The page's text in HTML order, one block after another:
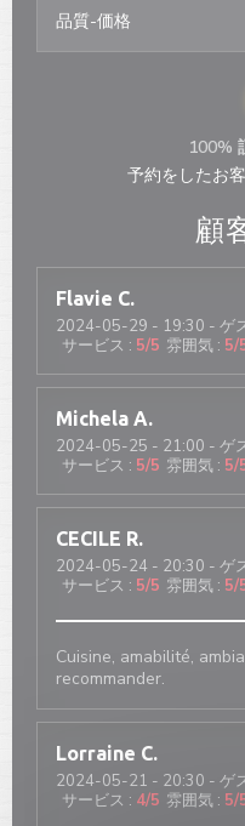
顧
Flavie C
2024-05-29 - 19:30 - ゲ
サービス : 5/5 雰囲気 : 5/
Michela A
2024-05-25 - 21:00 - ゲ
サービス : 5/5 雰囲気 : 5/
CECILE R
2024-05-24 - 20:30 - ゲ
サービス : 5/5 雰囲気 : 5/
Cuisine, amabilité,
recommander.
Lorraine C
2024-05-21 - 20:30 - ゲ
サービス : 4/5 雰囲気 : 5/
品質-価格
100%
予約をしたお